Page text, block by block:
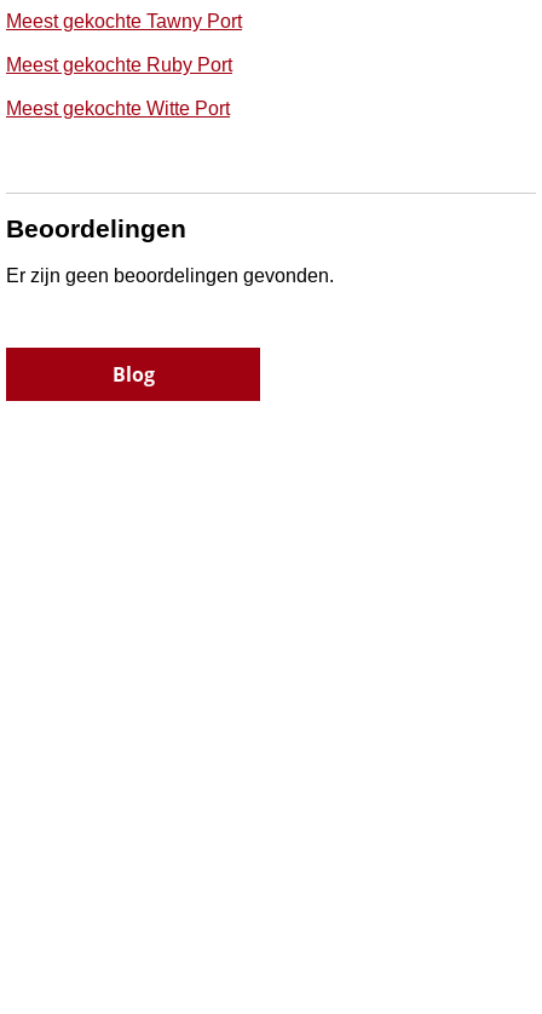
Meest gekochte Tawny Port
Meest gekochte Ruby Port
Meest gekochte Witte Port
Beoordelingen
Er zijn geen beoordelingen gevonden.
Blog